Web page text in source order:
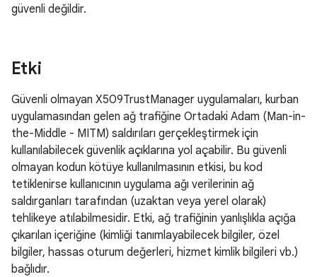
güvenli değildir.
Etki
Güvenli olmayan X509TrustManager uygulamaları, kurban
uygulamasından gelen ağ trafiğine Ortadaki Adam (Man-in-
the-Middle - MITM) saldırıları gerçekleştirmek için
kullanılabilecek güvenlik açıklarına yol açabilir. Bu güvenli
olmayan kodun kötüye kullanılmasının etkisi, bu kod
tetiklenirse kullanıcının uygulama ağı verilerinin ağ
saldırganları tarafından (uzaktan veya yerel olarak)
tehlikeye atılabilmesidir. Etki, ağ trafiğinin yanlışlıkla açığa
çıkarılan içeriğine (kimliği tanımlayabilecek bilgiler, özel
bilgiler, hassas oturum değerleri, hizmet kimlik bilgileri vb.)
bağlıdır.